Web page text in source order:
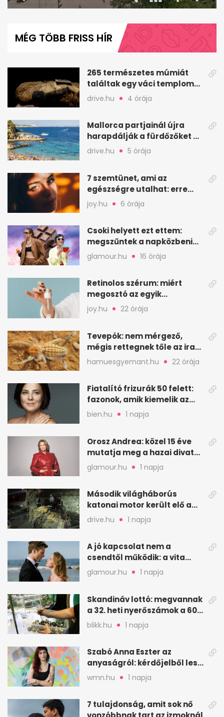
minute,
MÉG TÖBB FRISS HÍR
265 természetes múmiát
találtak egy váci templom
kriptájában
drive.hu 4 órája
Mallorca partjainál újra
harapdálják a fürdőzőket az
apró halak
drive.hu 5 órája
7 szemtünet, ami az
egészségre utalhat: erre
érdemes figyelni
joy.hu 6 órája
Csoki helyett ezt ettem:
megszűntek a napközbeni
nassolási rohamok
glamour.hu 16 órája
Retinolos szérum: miért
megosztó az egyik
leghatásosabb
öregedésgátló?
joy.hu 22 órája
Tevepók: nem mérgező,
mégis rettegnek tőle az iraki
sivatagban
hamuesgyemant.hu 22 órája
Fiatalító frizurák 50 felett:
fazonok, amik kiemelik az
arcodat
bien.hu 1 napja
Orosz Andrea: közel 15 éve
mutatja meg a hazai divat
arcait
glamour.hu 1 napja
Második világháborús
katonai motor került elő a
Dunából a Batthyány térnél
drive.hu 1 napja
A jó kapcsolat nem a
csendtől működik: a vita
néha egészséges jel
glamour.hu 1 napja
Skandináv lottó: megvannak
a 32. heti nyerőszámok a 600
milliós játékhoz
blikk.hu 1 napja
Szabó Anna Eszter az
anyaságról: kérdőjelből lesz
valaha felkiáltójel?
wmn.hu 1 napja
7 tulajdonság, amit sok nő